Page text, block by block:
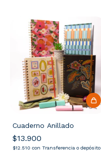
Cuaderno Anillado
$13.900
$12.510 con Transferencia o depósito